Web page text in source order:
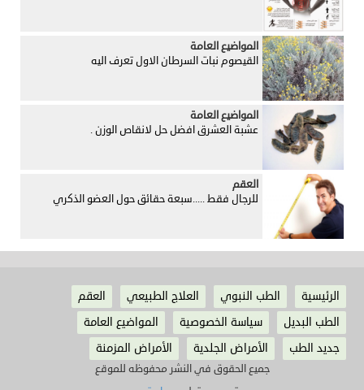
المواضيع العامة
القيصوم نبات السرطان الاول تعرف اليه
المواضيع العامة
عشبة العشرق افضل حل لانقاص الوزن .
العقم
للرجال فقط .....سبعة حقائق حول العضو الذكري
الرئيسية الطب النبوي العلاج الطبيعي
العقم
الطب البديل
سياسة الخصوصية
المواضيع العامة
جديد الطب
الأمراض الجلدية الأمراض المزمنة
جميع الحقوق في النشر محفوظه للموقع